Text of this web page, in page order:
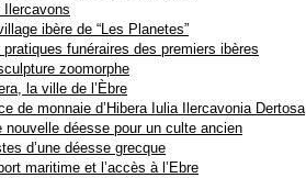
Ilercavons
ibère de “Les Planetes”
pratiques funéraires des premiers ibères
zoomorphe
la ville de l’Èbre
de monnaie d’Hibera Iulia Ilercavonia Dertosa
nouvelle déesse pour un culte ancien
d’une déesse grecque
maritime et l’accès à l’Ebre